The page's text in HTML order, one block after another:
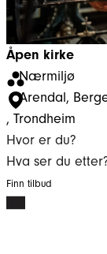
Åpen kirke
Nærmiljø
Arendal,
, Trondheim
Hvor er du?
Hva ser du
Finn tilbud